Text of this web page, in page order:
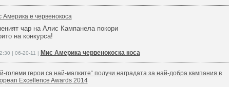
Америка е червенокоса
чар на Алис Кампанела покори
на конкурса!
| 06-20-11 | Мис Америка червенокоска коса
големи герои са най-малките“ получи наградата за най-добра кампания в
Excellence Awards 2014